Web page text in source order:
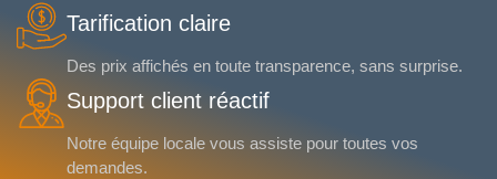
Tarification claire
Des prix affichés en toute transparence, sans surprise.
Support client réactif
Notre équipe locale vous assiste pour toutes vos
demandes.